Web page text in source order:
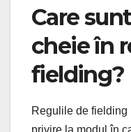
Care
cheie în
fielding?
Regulile de fielding
privire la modul în